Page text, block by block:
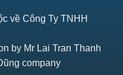
về Công Ty TNHH
by Mr Lai Tran Thanh
company